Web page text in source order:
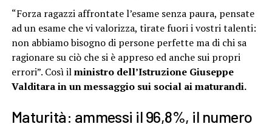
“Forza ragazzi affrontate l’esame senza paura, pensate
ad un esame che vi valorizza, tirate fuori i vostri talenti:
non abbiamo bisogno di persone perfette ma di chi sa
ragionare su ciò che si è appreso ed anche sui propri
errori”. Così ilministro dell’Istruzione Giuseppe
Valditara in un messaggio sui social ai maturandi.
Maturità: ammessi il 96,8%, il numero